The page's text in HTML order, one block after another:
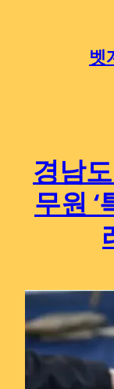
벳
경남
무원 ‘